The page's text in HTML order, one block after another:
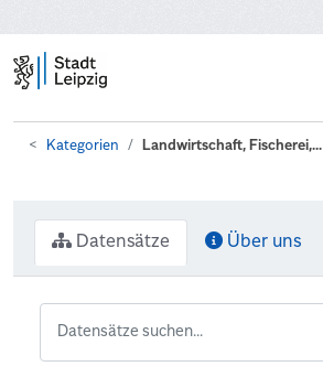
Kategorien Landwirtschaft, Fischerei,...
Datensätze Über uns